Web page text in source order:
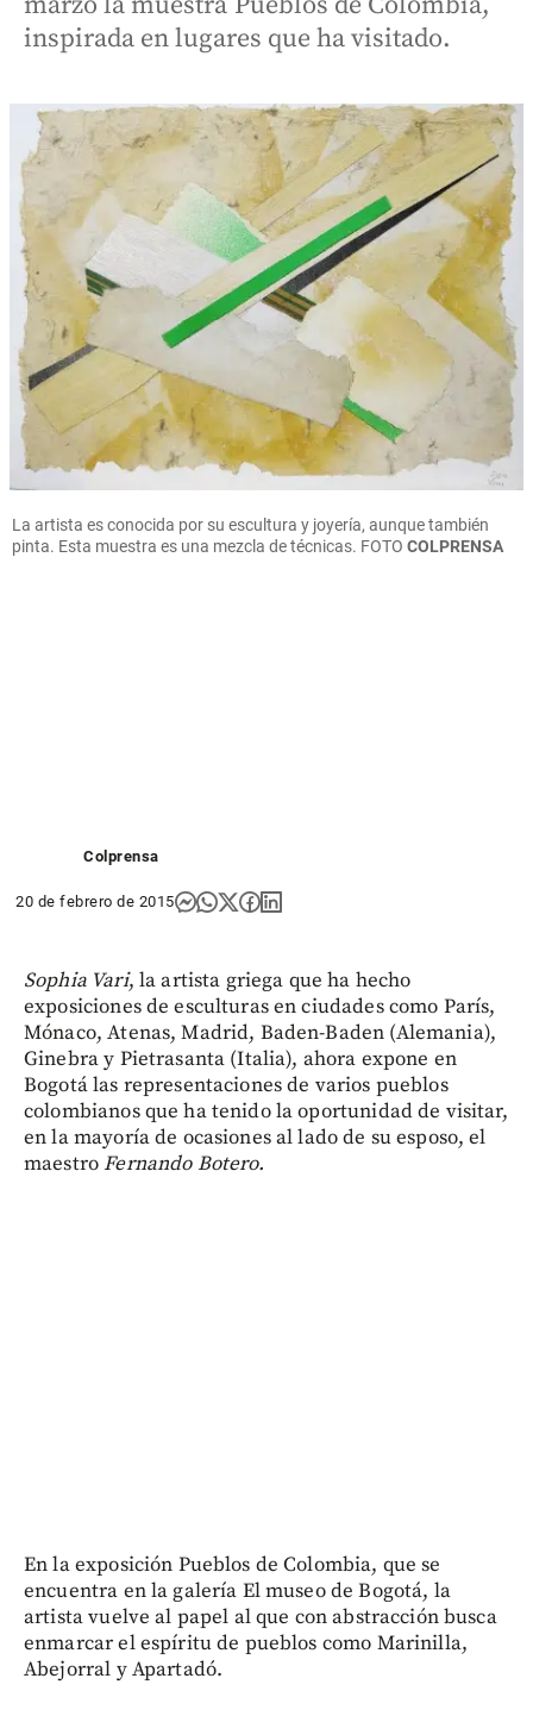
inspirada en lugares que ha visitado.
La artista es conocida por su escultura y joyería, aunque también
pinta. Esta muestra es una mezcla de técnicas. FOTO COLPRENSA
Colprensa
20 de febrero de 2015
Sophia Vari, la artista griega que ha hecho
exposiciones de esculturas en ciudades como París,
Mónaco, Atenas, Madrid, Baden-Baden (Alemania),
Ginebra y Pietrasanta (Italia), ahora expone en
Bogotá las representaciones de varios pueblos
colombianos que ha tenido la oportunidad de visitar,
en la mayoría de ocasiones al lado de su esposo, el
maestroFernando Botero.
En la exposición Pueblos de Colombia, que se
encuentra en la galería El museo de Bogotá, la
artista vuelve al papel al que con abstracción busca
enmarcar el espíritu de pueblos como Marinilla,
Abejorral y Apartadó.